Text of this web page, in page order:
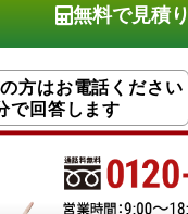
無料で見積り
方はお電話ください
で回答します